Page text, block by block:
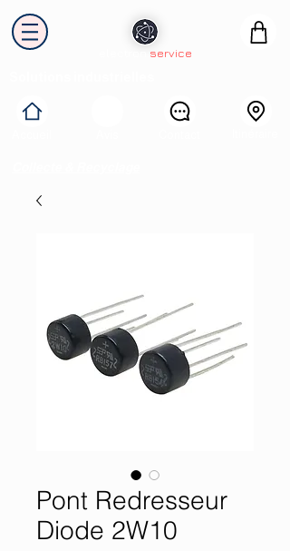
service
Pont Redresseur
Diode 2W10